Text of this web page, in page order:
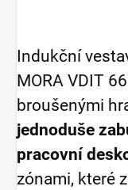
Indukční
MORA VDIT
broušenými
jednoduše
pracovní
zónami, které